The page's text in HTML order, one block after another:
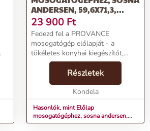
ANDERSEN, 59,6X71,3,
PROVANCE
23 900 Ft
Fedezd fel a PROVANCE
mosogatógép előlapját - a
tökéletes konyhai kiegészítőt,
amely stílust és funkcionalitást
otthonodba!Termékjellemzők:Név:
Előlap mosogatógéphez, sosna
Részletek
Kondela
Hasonlók, mint Előlap
mosogatógéphez, sosna andersen,
59,6x71,3, PROVANCE